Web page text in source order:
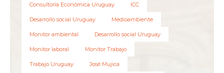
Consultoría Económica Uruguay ICC
Desarrollo social Uruguay Medioambiente
Monitor ambiental Desarrollo social Uruguay
Monitor laboral Monitor Trabajo
Trabajo Uruguay José Mujica